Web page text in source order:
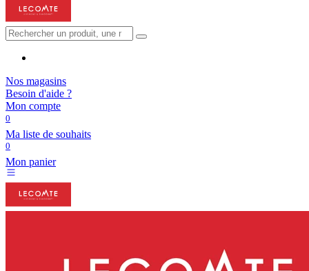
Nos magasins
Besoin d'aide ?
Mon compte
0
Ma liste de souhaits
0
Mon panier